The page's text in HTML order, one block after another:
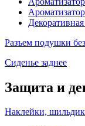
Разъем подушки
Сиденье заднее
Защита и
Наклейки,